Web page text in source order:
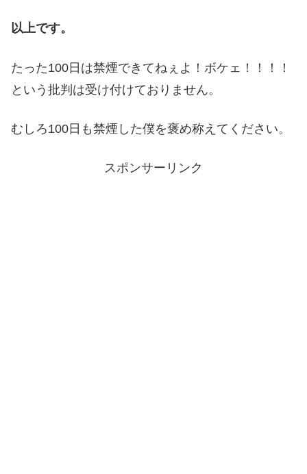
以上です。
たった100日は禁煙できてねぇよ！ボケェ！！！！
という批判は受け付けておりません。
むしろ100日も禁煙した僕を褒め称えてください。
スポンサーリンク